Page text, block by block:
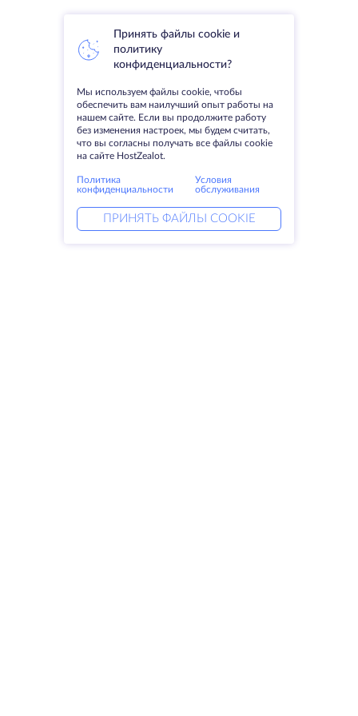
Принять файлы cookie и
политику
конфиденциальности?
Мы используем файлы cookie, чтобы
обеспечить вам наилучший опыт работы на
нашем сайте. Если вы продолжите работу
без изменения настроек, мы будем считать,
что вы согласны получать все файлы cookie
на сайте HostZealot.
Политика
конфиденциальности
Условия
обслуживания
ПРИНЯТЬ ФАЙЛЫ COOKIE